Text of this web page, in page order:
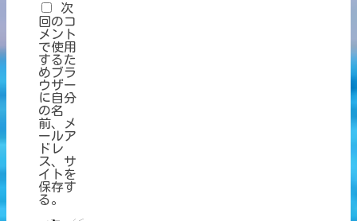
次
回のコ
メント
で使用
するた
めブラ
ウザー
に自分
の名
前、メ
ールア
ドレ
ス、サ
イトを
保存す
る。